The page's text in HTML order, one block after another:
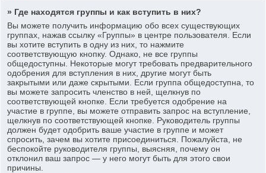
» Где находятся группы и как вступить в них?
Вы можете получить информацию обо всех существующих
группах, нажав ссылку «Группы» в центре пользователя. Если
вы хотите вступить в одну из них, то нажмите
соответствующую кнопку. Однако, не все группы
общедоступны. Некоторые могут требовать предварительного
одобрения для вступления в них, другие могут быть
закрытыми или даже скрытыми. Если группа общедоступна, то
вы можете запросить членство в ней, щелкнув по
соответствующей кнопке. Если требуется одобрение на
участие в группе, вы можете отправить запрос на вступление,
щелкнув по соответствующей кнопке. Руководитель группы
должен будет одобрить ваше участие в группе и может
спросить, зачем вы хотите присоединиться. Пожалуйста, не
беспокойте руководителя группы, выясняя, почему он
отклонил ваш запрос — у него могут быть для этого свои
причины.